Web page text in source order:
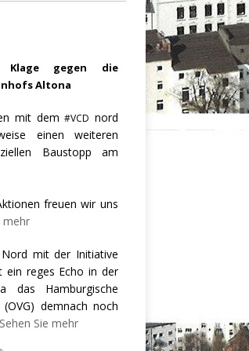
Klage gegen die
Altona
mit dem#VCD nord
einen weiteren
Baustopp am
freuen wir uns
mehr
mit der Initiative
ein reges Echo in der
das Hamburgische
demnach noch
Sehen Sie mehr